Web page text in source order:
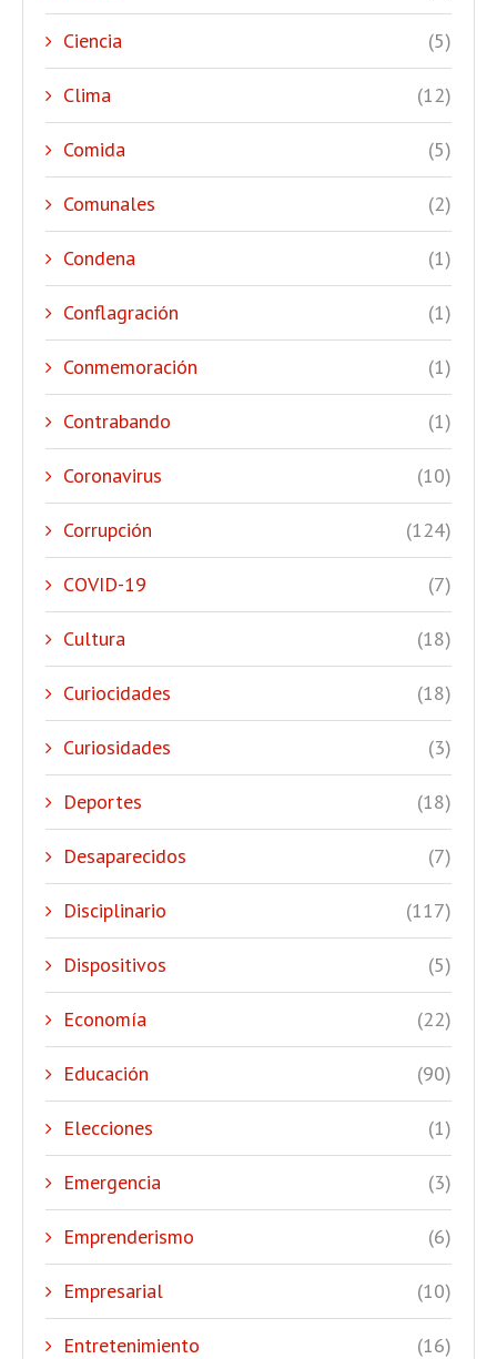
Ciencia (5)
Clima (12)
Comida (5)
Comunales (2)
Condena (1)
Conflagración (1)
Conmemoración (1)
Contrabando (1)
Coronavirus (10)
Corrupción (124)
COVID-19 (7)
Cultura (18)
Curiocidades (18)
Curiosidades (3)
Deportes (18)
Desaparecidos (7)
Disciplinario (117)
Dispositivos (5)
Economía (22)
Educación (90)
Elecciones (1)
Emergencia (3)
Emprenderismo (6)
Empresarial (10)
Entretenimiento (16)